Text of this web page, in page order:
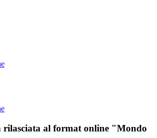
rilasciata al format online "Mondo